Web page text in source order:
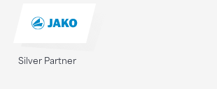
Silver Partner